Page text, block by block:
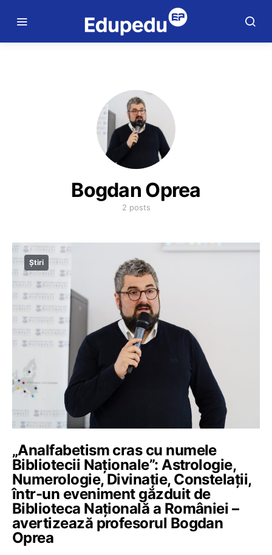
Bogdan Oprea
2 posts
Știri
„Analfabetism cras cu numele
Bibliotecii Naționale”: Astrologie,
Numerologie, Divinație, Constelații,
într-un eveniment găzduit de
Biblioteca Națională a României –
avertizează profesorul Bogdan
Oprea